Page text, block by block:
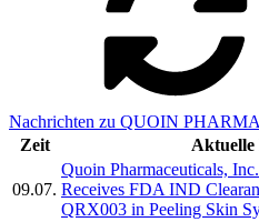
Nachrichten zu QUOIN
Zeit
Aktuelle
09.07.
Quoin Pharmaceuticals,
Receives FDA IND
QRX003 in Peeling Skin